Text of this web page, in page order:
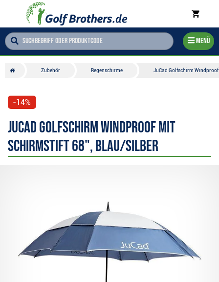
Menü
Zubehör Regenschirme JuCad Golfschirm
-14%
JuCad Golfschirm Windproof mit
Schirmstift 68", blau/silber